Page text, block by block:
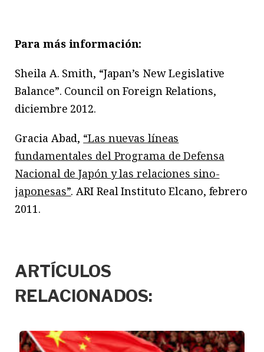
Para más información:
Sheila A. Smith, “Japan’s New Legislative
Balance”. Council on Foreign Relations,
diciembre 2012.
Gracia Abad, “Las nuevas líneas
fundamentales del Programa de Defensa
Nacional de Japón y las relaciones sino-
japonesas”. ARI Real Instituto Elcano, febrero
2011.
ARTÍCULOS
RELACIONADOS: